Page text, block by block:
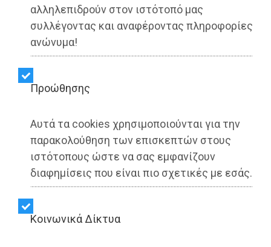
αλληλεπιδρούν στον ιστότοπό μας
συλλέγοντας και αναφέροντας πληροφορίες
ανώνυμα!
Προώθησης
Αυτά τα cookies χρησιμοποιούνται για την
παρακολούθηση των επισκεπτών στους
ιστότοπους ώστε να σας εμφανίζουν
διαφημίσεις που είναι πιο σχετικές με εσάς.
Kοινωνικά Δίκτυα
Dimotisnews | 07/07/2025 - 14:28
▶️ Ακούστε το κείμενο